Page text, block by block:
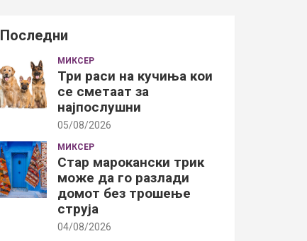
Последни
МИКСЕР
Три раси на кучиња кои
се сметаат за
најпослушни
05/08/2026
МИКСЕР
Стар марокански трик
може да го разлади
домот без трошење
струја
04/08/2026